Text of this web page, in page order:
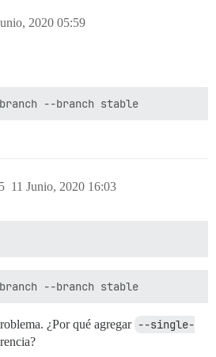
2020 05:59
11 Junio, 2020 16:03
5
¿Por qué agregar --single-